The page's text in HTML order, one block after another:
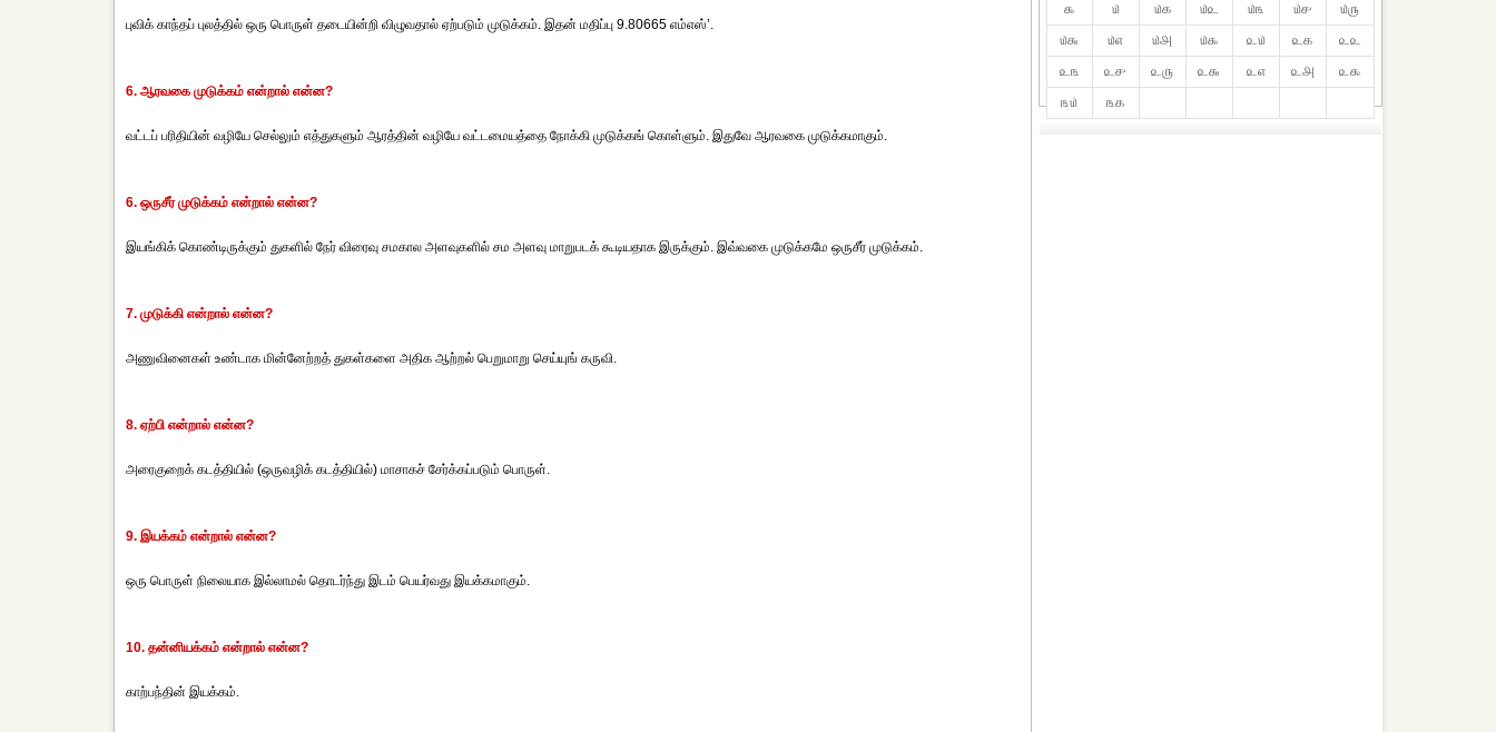
புவிக் காந்தப் புலத்தில் ஒரு பொருள் தடையின்றி விழுவதால் ஏற்படும் முடுக்கம். இதன் மதிப்பு 9.80665 எம்எஸ்’.
6. ஆரவகை முடுக்கம் என்றால் என்ன?
வட்டப் பரிதியின் வழியே செல்லும் எத்துகளும் ஆரத்தின் வழியே வட்டமையத்தை நோக்கி முடுக்கங் கொள்ளும். இதுவே ஆரவகை முடுக்கமாகும்.
6. ஒருசீர் முடுக்கம் என்றால் என்ன?
இயங்கிக் கொண்டிருக்கும் துகளில் நேர் விரைவு சமகால அளவுகளில் சம அளவு மாறுபடக் கூடியதாக இருக்கும். இவ்வகை முடுக்கமே ஒருசீர் முடுக்கம்.
7. முடுக்கி என்றால் என்ன?
அணுவினைகள் உண்டாக மின்னேற்றத் துகள்களை அதிக ஆற்றல் பெறுமாறு செய்யுங் கருவி.
8. ஏற்பி என்றால் என்ன?
அரைகுறைக் கடத்தியில் (ஒருவழிக் கடத்தியில்) மாசாகச் சேர்க்கப்படும் பொருள்.
9. இயக்கம் என்றால் என்ன?
ஒரு பொருள் நிலையாக இல்லாமல் தொடர்ந்து இடம் பெயர்வது இயக்கமாகும்.
10. தன்னியக்கம் என்றால் என்ன?
காற்பந்தின் இயக்கம்.
௯
௰ ௰௧ ௰௨ ௰௩ ௰௪
௰௫
௰௬
௰௭ ௰௮ ௰௯ ௨௰ ௨௧
௨௨
௨௩
௨௪ ௨௫ ௨௬ ௨௭ ௨௮
௨௯
௩௰
௩௧